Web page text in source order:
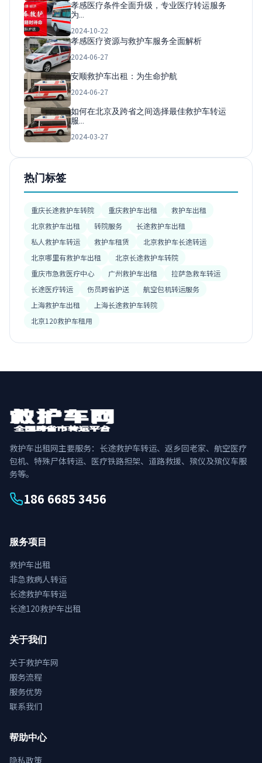
孝感医疗条件全面升级，专业医疗转运服务
为…
2024-10-22
孝感医疗资源与救护车服务全面解析
2024-06-27
安顺救护车出租：为生命护航
2024-06-27
如何在北京及跨省之间选择最佳救护车转运
服…
2024-03-27
热门标签
重庆长途救护车转院 重庆救护车出租
救护车出租
北京救护车出租
转院服务
长途救护车出租
私人救护车转运
救护车租赁
北京救护车长途转运
北京哪里有救护车出租
北京长途救护车转院
重庆市急救医疗中心
广州救护车出租
拉萨急救车转运
长途医疗转运
伤员跨省护送
航空包机转运服务
上海救护车出租
上海长途救护车转院
北京120救护车租用
救护车出租网主要服务：长途救护车转运、返乡回老家、航空医疗
包机、特殊尸体转运、医疗铁路担架、道路救援、殡仪及殡仪车服
务等。
186 6685 3456
服务项目
救护车出租
非急救病人转运
长途救护车转运
长途120救护车出租
关于我们
关于救护车网
服务流程
服务优势
联系我们
帮助中心
隐私政策